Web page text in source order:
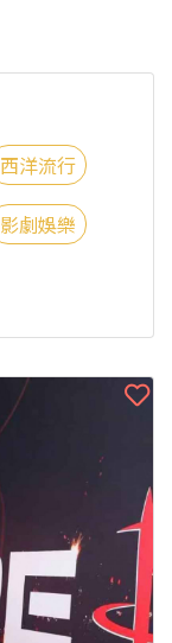
西洋流行
影劇娛樂